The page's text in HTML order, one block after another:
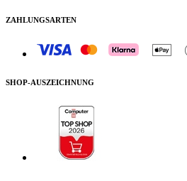
ZAHLUNGSARTEN
SHOP-AUSZEICHNUNG